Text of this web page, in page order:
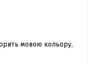
мовою кольору,